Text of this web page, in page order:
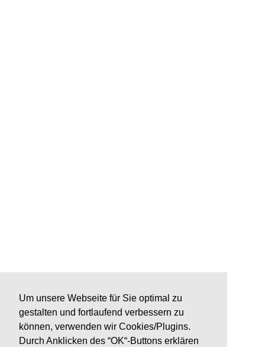
Um unsere Webseite für Sie optimal zu
gestalten und fortlaufend verbessern zu
können, verwenden wir Cookies/Plugins.
Durch Anklicken des “OK“-Buttons erklären